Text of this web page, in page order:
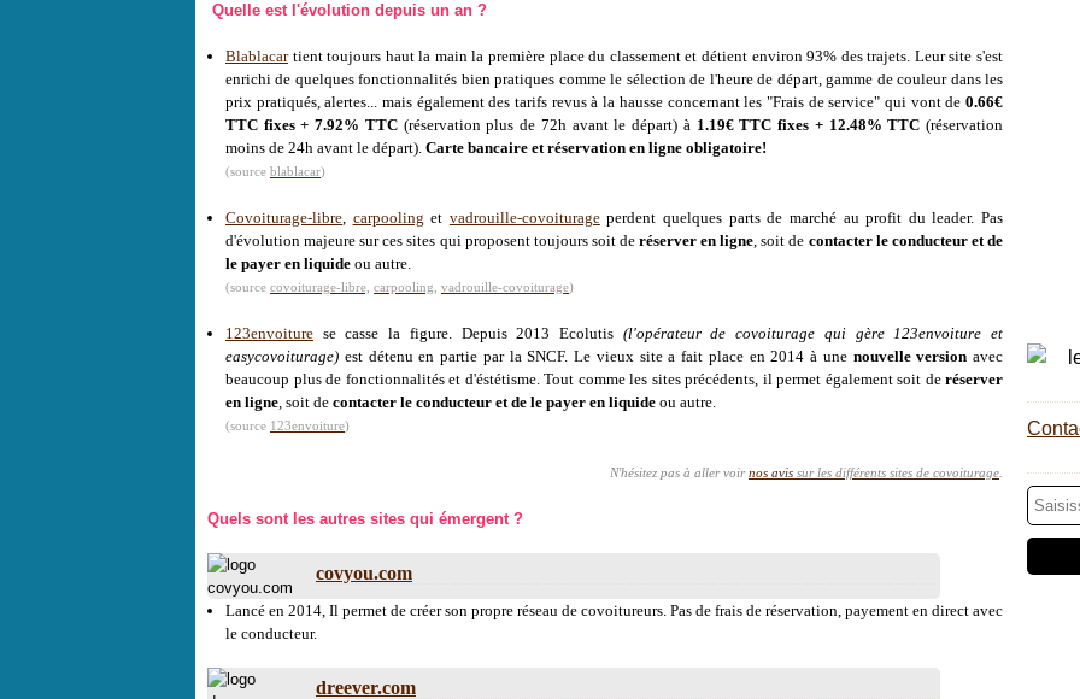
Quelle est l'évolution depuis un an ?
Blablacartient toujours haut la main la première place du classement et détient environ 93% des trajets. Leur site s'est
enrichi de quelques fonctionnalités bien pratiques comme le sélection de l'heure de départ, gamme de couleur dans les
prix pratiqués, alertes... mais également des tarifs revus à la hausse concernant les "Frais de service" qui vont de 0.66€
TTC fixes + 7.92% TTC(réservation plus de 72h avant le départ) à 1.19€ TTC fixes + 12.48% TTC(réservation
moins de 24h avant le départ). Carte bancaire et réservation en ligne obligatoire!
(source blablacar)
Covoiturage-libre, carpooling et vadrouille-covoiturageperdent quelques parts de marché au profit du leader. Pas
d'évolution majeure sur ces sites qui proposent toujours soit deréserver en ligne, soit de contacter le conducteur et de
le payer en liquide ou autre.
(source covoiturage-libre, carpooling vadrouille-covoiturage)
123envoiture se casse la figure. Depuis 2013 Ecolutis (l'opérateur de covoiturage qui gère 123envoiture et
easycovoiturage) est détenu en partie par la SNCF. Le vieux site a fait place en 2014 à une nouvelle version avec
beaucoup plus de fonctionnalités et d'éstétisme. Tout comme les sites précédents, il permet également soit de réserver
en ligne, soit de contacter le conducteur et de le payer en liquide ou autre.
(source 123envoiture)
N'hésitez pas à aller voirnos avis sur les différents sites de covoiturage
Quels sont les autres sites qui émergent ?
covyou.com
Lancé en 2014, Il permet de créer son propre réseau de covoitureurs. Pas de frais de réservation, payement en direct avec
le conducteur.
dreever.com